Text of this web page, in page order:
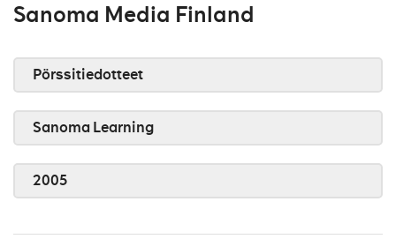
Sanoma Media Finland
Pörssitiedotteet
Sanoma Learning
2005